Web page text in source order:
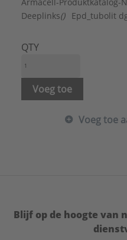
Deeplinks() Epd_tubolit
QTY
Voeg toe
Voeg toe
Blijf op de hoogte van